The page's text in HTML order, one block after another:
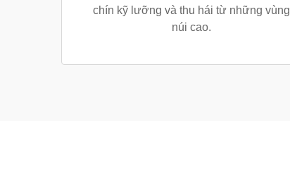
chín kỹ lưỡng và thu hái từ những vùng
núi cao.